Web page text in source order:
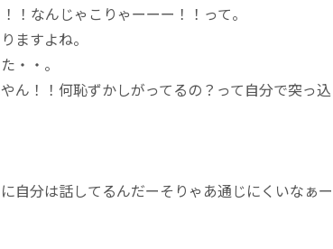
！なんじゃこりゃーーー！！って。
ますよね。
・・。
ん！！何恥ずかしがってるの？って自分で突っ込
自分は話してるんだーそりゃあ通じにくいなぁー